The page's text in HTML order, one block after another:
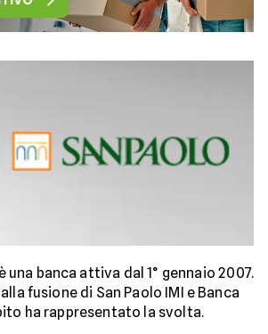
è una banca attiva dal 1° gennaio 2007.
fusione di San Paolo IMI e Banca
ha rappresentato la svolta.